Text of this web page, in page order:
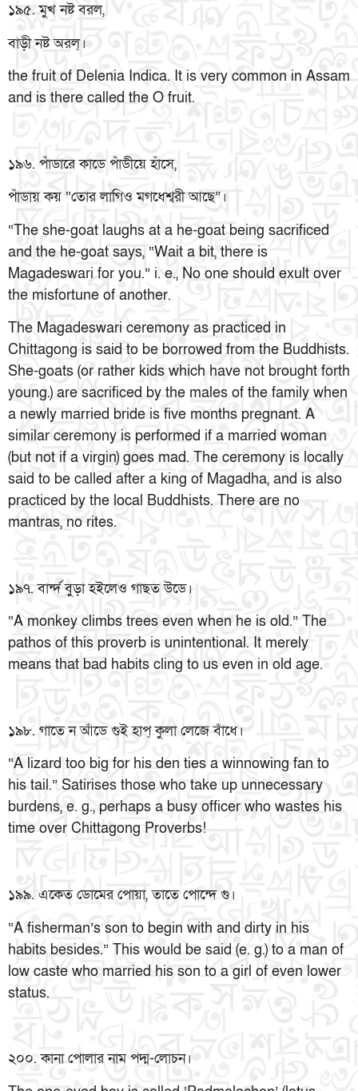
১৯৫. মুখ নষ্ট বরল,
বাড়ী নষ্ট অরল্।
the fruit of Delenia Indica. It is very common in Assam
and is there called the O fruit.
১৯৬. পাঁডারে কাডে পাঁডীয়ে হাঁসে,
পাঁডায় কয় “তোর লাগিও মগধেশ্বরী আছে”।
“The she-goat laughs at a he-goat being sacrificed
and the he-goat says, “Wait a bit, there is
Magadeswari for you.” i. e., No one should exult over
the misfortune of another.
The Magadeswari ceremony as practiced in
Chittagong is said to be borrowed from the Buddhists.
She-goats (or rather kids which have not brought forth
young.) are sacrificed by the males of the family when
a newly married bride is five months pregnant. A
similar ceremony is performed if a married woman
(but not if a virgin) goes mad. The ceremony is locally
said to be called after a king of Magadha, and is also
practiced by the local Buddhists. There are no
mantras, no rites.
১৯৭. বার্ন্দ বুড়া হইলেও গাছত উডে।
“A monkey climbs trees even when he is old.” The
pathos of this proverb is unintentional. It merely
means that bad habits cling to us even in old age.
১৯৮. গাতে ন আঁডে গুই হাপ্ কুলা লেজে বাঁধে।
“A lizard too big for his den ties a winnowing fan to
his tail.” Satirises those who take up unnecessary
burdens, e. g., perhaps a busy officer who wastes his
time over Chittagong Proverbs!
১৯৯. একেত ডোমের পোয়া, তাতে পোন্দে গু।
“A fisherman’s son to begin with and dirty in his
habits besides.” This would be said (e. g.) to a man of
low caste who married his son to a girl of even lower
status.
২০০. কানা পোলার নাম পদ্ম-লোচন।